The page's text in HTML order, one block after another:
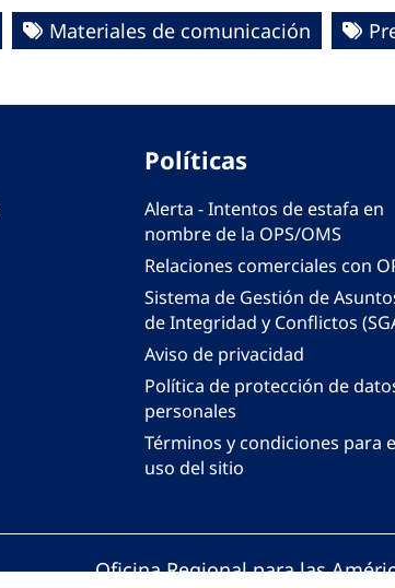
Materiales de comunicación
Políticas
Alerta - Intentos de estafa en
nombre de la OPS/OMS
Relaciones comerciales con
Sistema de Gestión de
de Integridad y Conflictos
Aviso de privacidad
Política de protección de
personales
Términos y condiciones para
uso del sitio
Oficina Regional para las